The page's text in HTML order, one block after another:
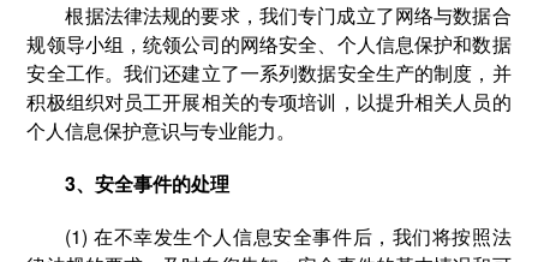
根据法律法规的要求，我们专门成立了网络与数据合
规领导小组，统领公司的网络安全、个人信息保护和数据
安全工作。我们还建立了一系列数据安全生产的制度，并
积极组织对员工开展相关的专项培训，以提升相关人员的
个人信息保护意识与专业能力。
3、安全事件的处理
(1) 在不幸发生个人信息安全事件后，我们将按照法